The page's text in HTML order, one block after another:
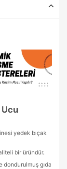
yedek bıçak
bir üründür.
dondurulmuş gıda